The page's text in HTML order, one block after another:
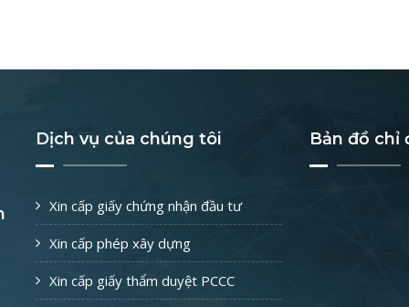
Dịch vụ của chúng tôi
Xin cấp giấy chứng nhận đầu tư
Xin cấp phép xây dựng
Xin cấp giấy thẩm duyệt PCCC
Bản đồ chỉ